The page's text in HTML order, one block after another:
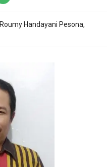
Roumy Handayani Pesona,